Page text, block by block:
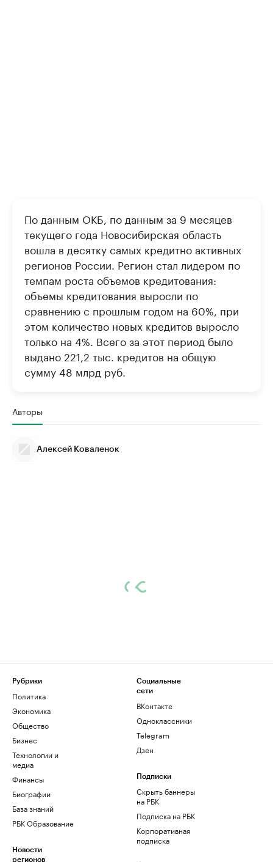
По данным ОКБ, по данным за 9 месяцев
текущего года Новосибирская область
вошла в десятку самых кредитно активных
регионов России. Регион стал лидером по
темпам роста объемов кредитования:
объемы кредитования выросли по
сравнению с прошлым годом на 60%, при
этом количество новых кредитов выросло
только на 4%. Всего за этот период было
выдано 221,2 тыс. кредитов на общую
сумму 48 млрд руб.
Авторы
Алексей Коваленок
Рубрики
Политика
Экономика
Общество
Бизнес
Технологии и
медиа
Финансы
Биографии
База знаний
РБК Образование
Новости
регионов
Социальные
сети
ВКонтакте
Одноклассники
Telegram
Дзен
Подписки
Скрыть баннеры
на РБК
Подписка на РБК
Корпоративная
подписка